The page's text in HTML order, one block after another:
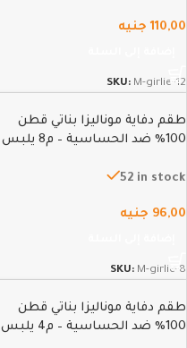
110,00 جنيه
SKU: M-girlie-12
طقم دفاية موناليزا بناتي قطن
52 in stock
96,00 جنيه
SKU: M-girlie-8
طقم دفاية موناليزا بناتي قطن
100% ضد الحساسية – م4 يلبس